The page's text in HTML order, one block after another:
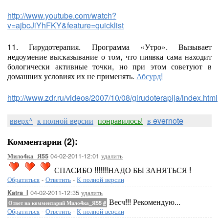
http://www.youtube.com/watch?
v=ajbcJiYhFKY&feature=quicklist
11. Гирудотерапия. Программа «Утро». Вызывает
недоумение высказывание о том, что пиявка сама находит
бологически активные точки, но при этом советуют в
домашних условиях их не применять. Абсурд!
http://www.zdr.ru/videos/2007/10/08/girudoterapija/index.html
вверх^ к полной версии понравилось! в evernote
Комментарии (2):
Мило4ка_Я55 04-02-2011-12:01 удалить
СПАСИБО !!!!!!!НАДО БЫ ЗАНЯТЬСЯ !
Обратиться - Ответить - К полной версии
Katra_I 04-02-2011-12:35 удалить
Ответ на комментарий Мило4ка_Я55 # Весч!!! Рекомендую...
Обратиться - Ответить - К полной версии